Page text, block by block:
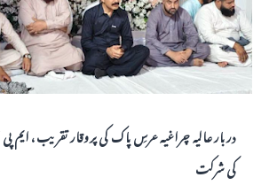
دربار عالیہ چراغیہ عرسِ پاک کی پروقار تقریب، ایم
کی شرکت